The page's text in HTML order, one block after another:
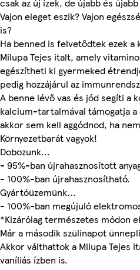
Vajon eleget eszik? Vajon
is?
Ha benned is felvetődtek ezek
Milupa Tejes italt, amely
egészítheti ki gyermeked
pedig hozzájárul az
A benne lévő vas és jód segíti a
kalcium-tartalmával támogatja
akkor sem kell aggódnod, ha
Környezetbarát vagyok!
Dobozunk...
- 95%-ban újrahasznosított
- 100%-ban újrahasznosítható.
Gyártóüzemünk...
- 100%-ban megújuló
*Kizárólag természetes módon
Már a második szülinapot
Akkor válthattok a Milupa Tejes
vaníliás ízben is.